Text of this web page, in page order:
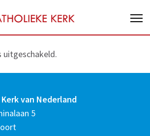
Kerk van Nederland
uitgeschakeld.
van Nederland
5